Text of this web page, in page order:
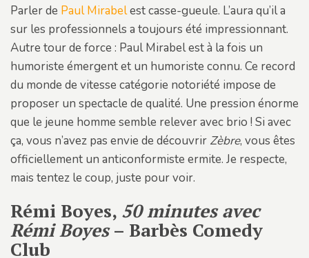
Parler de Paul Mirabelest casse-gueule. L’aura qu’il a
sur les professionnels a toujours été impressionnant.
Autre tour de force : Paul Mirabel est à la fois un
humoriste émergent et un humoriste connu. Ce record
du monde de vitesse catégorie notoriété impose de
proposer un spectacle de qualité. Une pression énorme
que le jeune homme semble relever avec brio ! Si avec
ça, vous n’avez pas envie de découvrir Zèbre, vous êtes
officiellement un anticonformiste ermite. Je respecte,
mais tentez le coup, juste pour voir.
Rémi Boyes, 50 minutes avec
Rémi Boyes– Barbès Comedy
Club